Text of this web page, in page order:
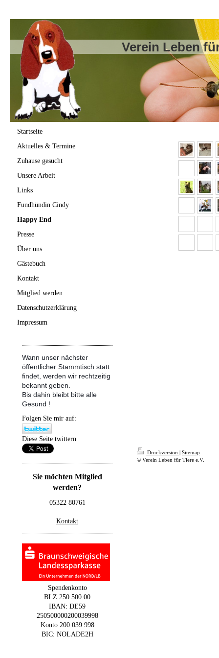
Verein Leben
Startseite
Aktuelles & Termine
Zuhause gesucht
Unsere Arbeit
Links
Fundhündin Cindy
Happy End
Presse
Über uns
Gästebuch
Kontakt
Mitglied werden
Datenschutzerklärung
Impressum
Wann unser nächster
öffentlicher Stammtisch statt
findet, werden wir rechtzeitig
bekannt geben.
Bis dahin bleibt bitte alle
Gesund !
Folgen Sie mir auf:
Diese Seite twittern
Sie möchten Mitglied
werden?
05322 80761
Kontakt
Spendenkonto
BLZ 250 500 00
IBAN: DE59
250500000200039998
Konto 200 039 998
BIC: NOLADE2H
Druckversion | Sitemap
© Verein Leben für Tiere e.V.